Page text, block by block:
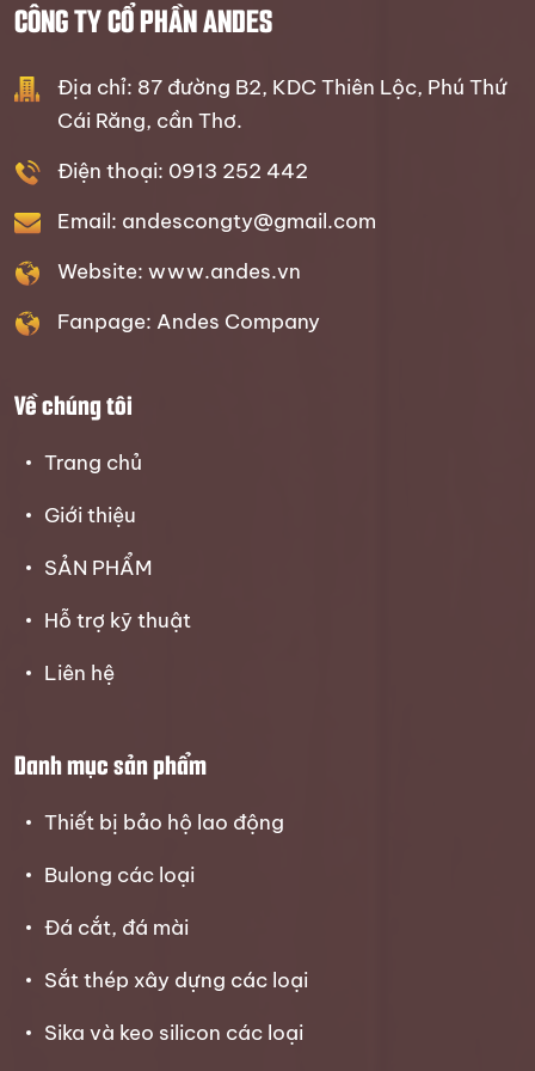
CÔNG TY CỔ PHẦN ANDES
Địa chỉ: 87 đường B2, KDC Thiên Lộc, Phú Thứ
Cái Răng, cần Thơ.
Điện thoại: 0913 252 442
Email: andescongty@gmail.com
Website: www.andes.vn
Fanpage: Andes Company
Về chúng tôi
Trang chủ
Giới thiệu
SẢN PHẨM
Hỗ trợ kỹ thuật
Liên hệ
Danh mục sản phẩm
Thiết bị bảo hộ lao động
Bulong các loại
Đá cắt, đá mài
Sắt thép xây dựng các loại
Sika và keo silicon các loại